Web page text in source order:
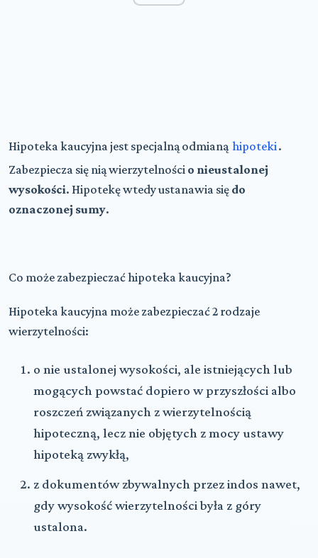
Hipoteka kaucyjna jest specjalną odmianą hipoteki .
Zabezpiecza się nią wierzytelności o nieustalonej
wysokości. Hipotekę wtedy ustanawia się do
oznaczonej sumy.
Co może zabezpieczać hipoteka kaucyjna?
Hipoteka kaucyjna może zabezpieczać 2 rodzaje
wierzytelności:
o nie ustalonej wysokości, ale istniejących lub
mogących powstać dopiero w przyszłości albo
roszczeń związanych z wierzytelnością
hipoteczną, lecz nie objętych z mocy ustawy
hipoteką zwykłą,
z dokumentów zbywalnych przez indos nawet,
gdy wysokość wierzytelności była z góry
ustalona.